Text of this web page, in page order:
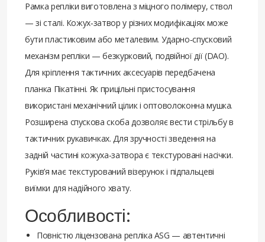
Рамка репліки виготовлена з міцного полімеру, ствол
— зі сталі. Кожух‑затвор у різних модифікаціях може
бути пластиковим або металевим. Ударно‑спусковий
механізм репліки — безкурковий, подвійної дії (DAO).
Для кріплення тактичних аксесуарів передбачена
планка Пікатінні. Як прицільні пристосування
використані механічний цілик і оптоволоконна мушка.
Розширена спускова скоба дозволяє вести стрільбу в
тактичних рукавичках. Для зручності зведення на
задній частині кожуха‑затвора є текстуровані насічки.
Руків’я має текстурований візерунок і підпальцеві
виїмки для надійного хвату.
Особливості:
Повністю ліцензована репліка ASG — автентичні